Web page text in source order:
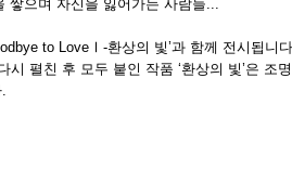
쌓으며 자신을 잃어가는 사람들...
to LoveⅠ-환상의 빛’과 함께 전시됩니
펼친 후 모두 붙인 작품 ‘환상의 빛’은